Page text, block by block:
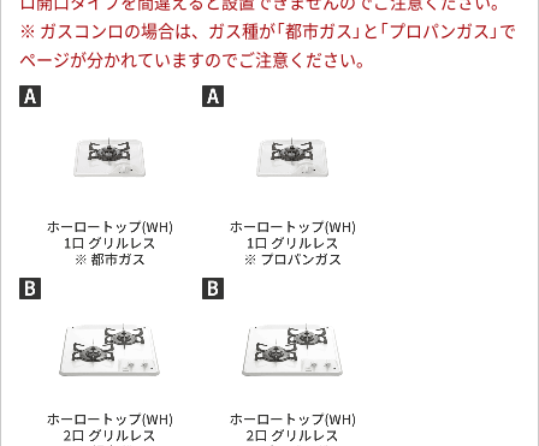
閉じる
※ ガスコンロの場合は、ガス種が「都市ガス」と「プロパンガス」で
ページが分かれていますのでご注意ください。